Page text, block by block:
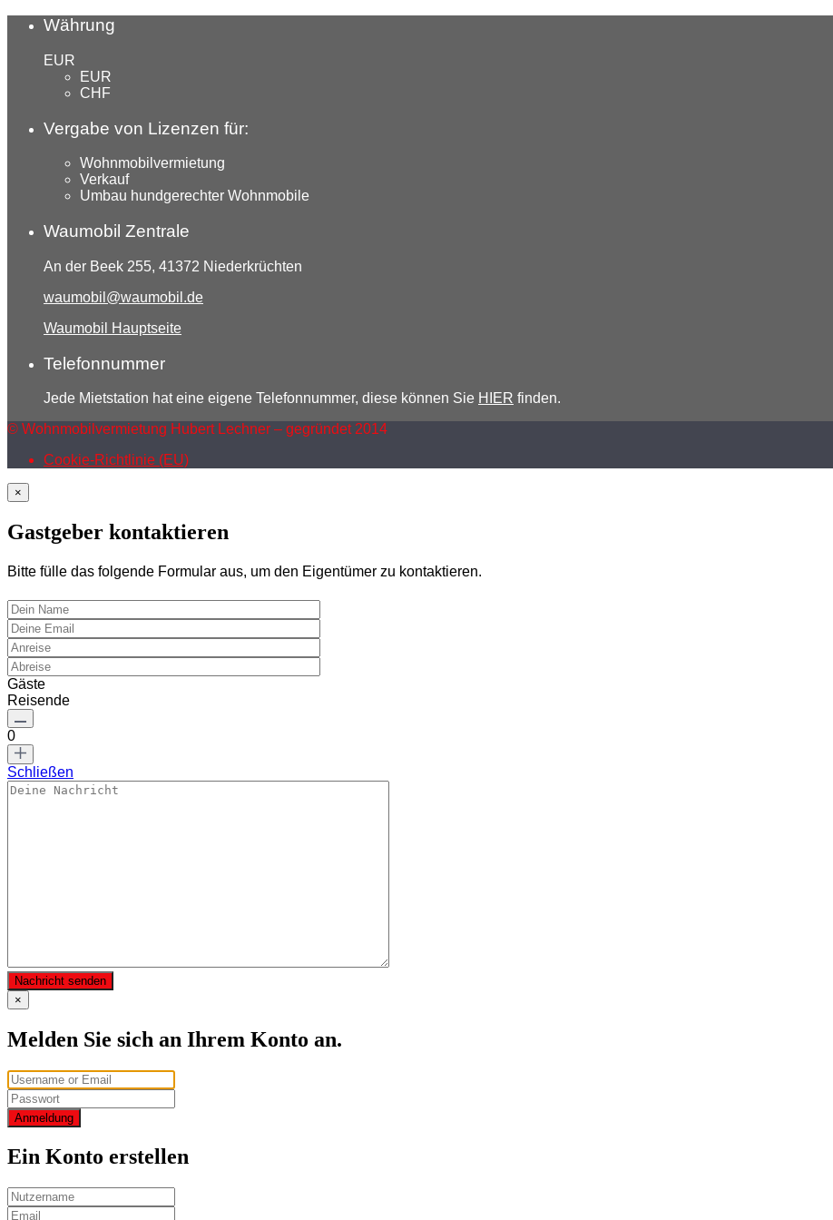
Währung
EUR
EUR
CHF
Vergabe von Lizenzen für:
Wohnmobilvermietung
Verkauf
Umbau hundgerechter Wohnmobile
Waumobil Zentrale
An der Beek 255, 41372 Niederkrüchten
waumobil@waumobil.de
Waumobil Hauptseite
Telefonnummer
Jede Mietstation hat eine eigene Telefonnummer, diese können Sie HIER finden.
© Wohnmobilvermietung Hubert Lechner – gegründet 2014
Cookie-Richtlinie (EU)
×
Gastgeber kontaktieren
Bitte fülle das folgende Formular aus, um den Eigentümer zu kontaktieren.
Gäste
Reisende
0
Schließen
Nachricht senden
×
Melden Sie sich an Ihrem Konto an.
Anmeldung
Ein Konto erstellen